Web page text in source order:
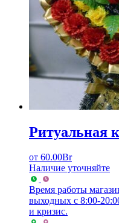
Ритуальная
от 60.00Br
Наличие уточняйте
Время работы
выходных с 8:00-
и кризис.